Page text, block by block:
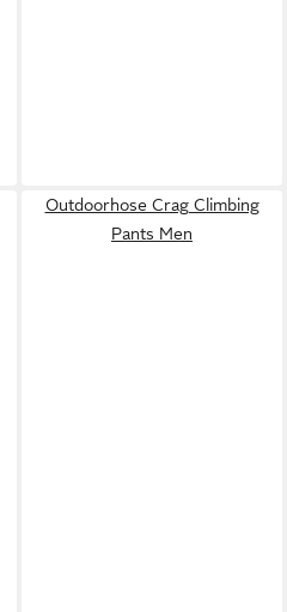
Outdoorhose Crag Climbing
Pants Men